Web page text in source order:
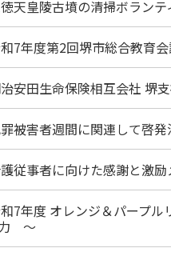
天皇陵古墳の清掃ボランテ
7年度第2回堺市総合教育
安田生命保険相互会社 堺
被害者週間に関連して啓発
従事者に向けた感謝と激
7年度 オレンジ＆パープ
～